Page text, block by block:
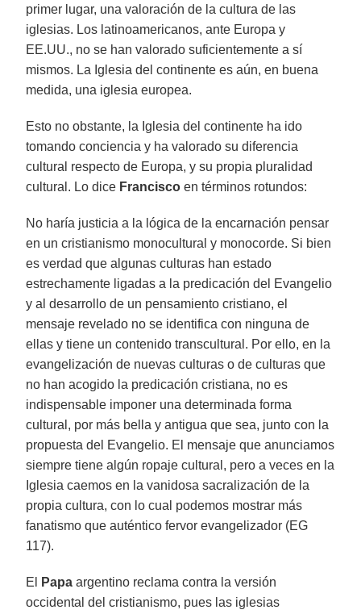
primer lugar, una valoración de la cultura de las
iglesias. Los latinoamericanos, ante Europa y
EE.UU., no se han valorado suficientemente a sí
mismos. La Iglesia del continente es aún, en buena
medida, una iglesia europea.
Esto no obstante, la Iglesia del continente ha ido
tomando conciencia y ha valorado su diferencia
cultural respecto de Europa, y su propia pluralidad
cultural. Lo dice Francisco en términos rotundos:
No haría justicia a la lógica de la encarnación pensar
en un cristianismo monocultural y monocorde. Si bien
es verdad que algunas culturas han estado
estrechamente ligadas a la predicación del Evangelio
y al desarrollo de un pensamiento cristiano, el
mensaje revelado no se identifica con ninguna de
ellas y tiene un contenido transcultural. Por ello, en la
evangelización de nuevas culturas o de culturas que
no han acogido la predicación cristiana, no es
indispensable imponer una determinada forma
cultural, por más bella y antigua que sea, junto con la
propuesta del Evangelio. El mensaje que anunciamos
siempre tiene algún ropaje cultural, pero a veces en la
Iglesia caemos en la vanidosa sacralización de la
propia cultura, con lo cual podemos mostrar más
fanatismo que auténtico fervor evangelizador (EG
117).
El Papa argentino reclama contra la versión
occidental del cristianismo, pues las iglesias